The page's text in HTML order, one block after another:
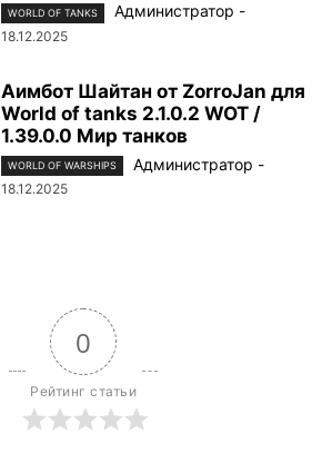
WORLD OF TANKS Администратор -
18.12.2025
Аимбот Шайтан от ZorroJan для
World of tanks 2.1.0.2 WOT /
1.39.0.0 Мир танков
WORLD OF WARSHIPS Администратор -
18.12.2025
0
Рейтинг статьи